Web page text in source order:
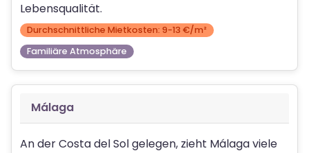
Lebensqualität.
Durchschnittliche Mietkosten: 9-13 €/m²
Familiäre Atmosphäre
Málaga
An der Costa del Sol gelegen, zieht Málaga viele